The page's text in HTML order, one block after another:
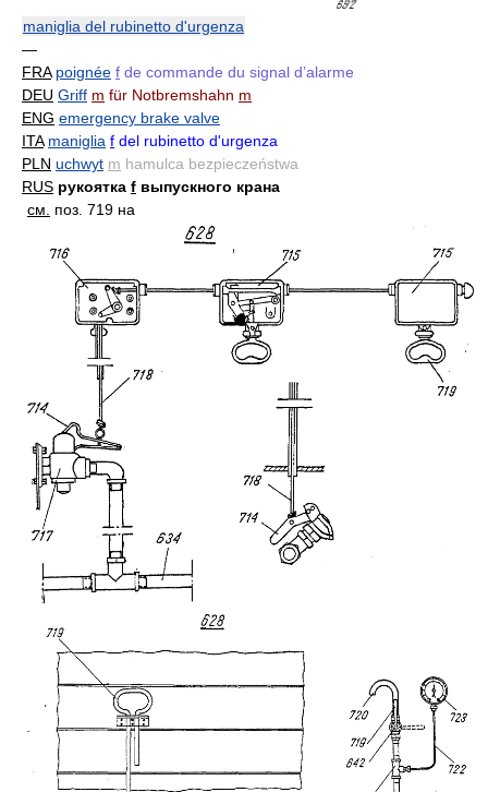
maniglia del rubinetto d'urgenza
—
FRA poignée f de commande du signal d’alarme
DEU Griff m für Notbremshahn m
ENG emergency brake valve
ITA maniglia f del rubinetto d'urgenza
PLN uchwyt m hamulca bezpieczeństwa
RUS рукоятка f выпускного крана
см.
поз. 719 на